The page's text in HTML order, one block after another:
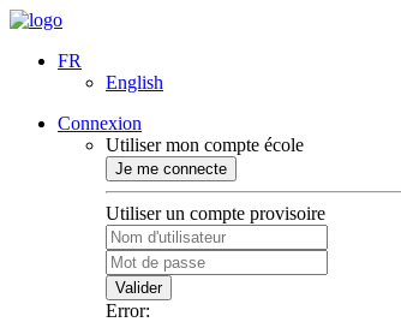
FR
English
Connexion
Utiliser mon compte école
Je me connecte
Utiliser un compte provisoire
Valider
Error: